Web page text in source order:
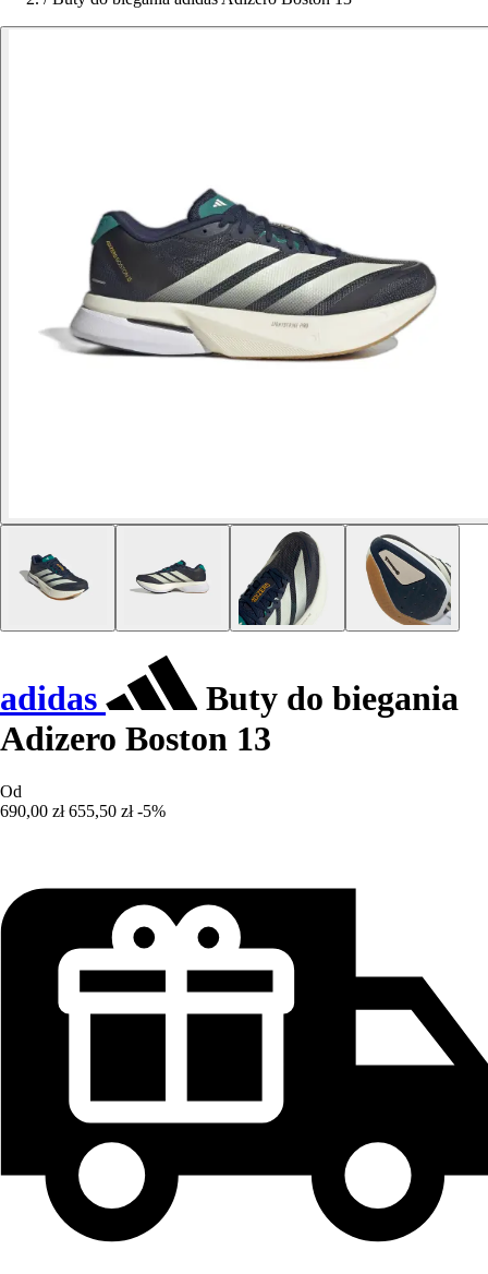
adidas
Buty do biegania
Adizero Boston 13
Od
690,00 zł 655,50 zł -5%